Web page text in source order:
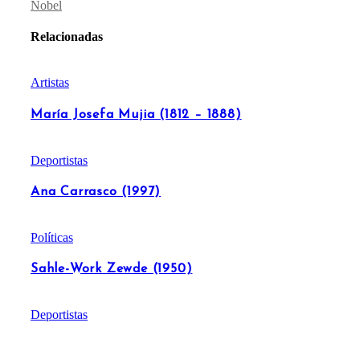
Nobel
Relacionadas
Artistas
María Josefa Mujia (1812 – 1888)
Deportistas
Ana Carrasco (1997)
Políticas
Sahle-Work Zewde (1950)
Deportistas